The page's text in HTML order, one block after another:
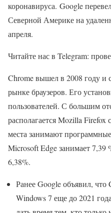
коронавируса. Google
Северной Америке на
апреля.
Читайте нас в Telegram:
Chrome вышел в 2008 году и
рынке браузеров. Его
пользователей. С большим
располагается Mozilla Firefox
места занимают
Microsoft Edge занимает
6,38%.
Ранее Google объявил, что
Windows 7 еще до 2021